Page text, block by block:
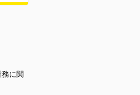
に関